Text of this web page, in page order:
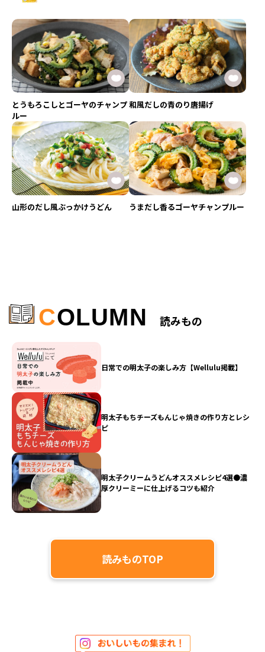
とうもろこしとゴーヤのチャンプ
ルー
和風だしの青のり唐揚げ
山形のだし風ぶっかけうどん うまだし香るゴーヤチャンプルー
COLUMN 読みもの
日常での明太子の楽しみ方【Wellulu掲載】
明太子もちチーズもんじゃ焼きの作り方とレシ
ピ
明太子クリームうどんオススメレシピ4選●濃
厚クリーミーに仕上げるコツも紹介
読みものTOP